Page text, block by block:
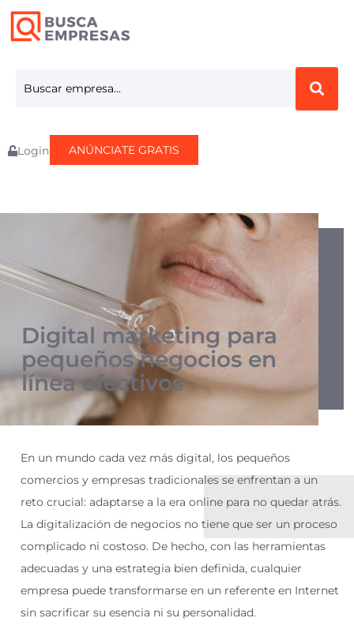
Login ANÚNCIATE GRATIS
Digital marketing para
pequeños negocios en
línea efectivos
En un mundo cada vez más digital, los pequeños
comercios y empresas tradicionales se enfrentan a un
reto crucial: adaptarse a la era online para no quedar atrás.
La digitalización de negocios no tiene que ser un proceso
complicado ni costoso. De hecho, con las herramientas
adecuadas y una estrategia bien definida, cualquier
empresa puede transformarse en un referente en Internet
sin sacrificar su esencia ni su personalidad.